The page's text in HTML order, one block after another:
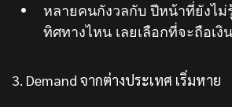
หลายคนกังวลกับ ปีหน้าที่ยังไม่
ทิศทางไหน เลยเลือกที่จะถือเงิ
3. Demand จากต่างประเทศ เริ่มหาย